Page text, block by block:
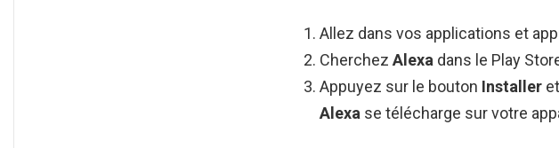
Allez dans vos applications et
Cherchez Alexa dans le Play
Appuyez sur le bouton Installer
Alexa se télécharge sur votre